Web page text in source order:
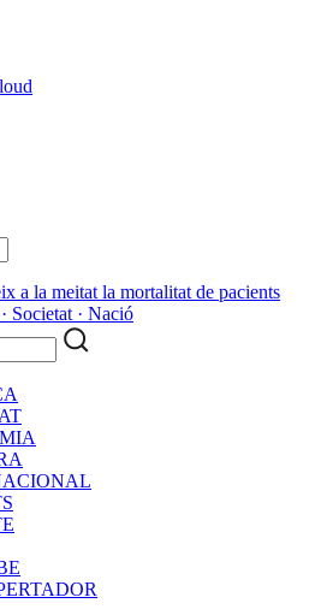
a la meitat la mortalitat de pacients
Societat · Nació